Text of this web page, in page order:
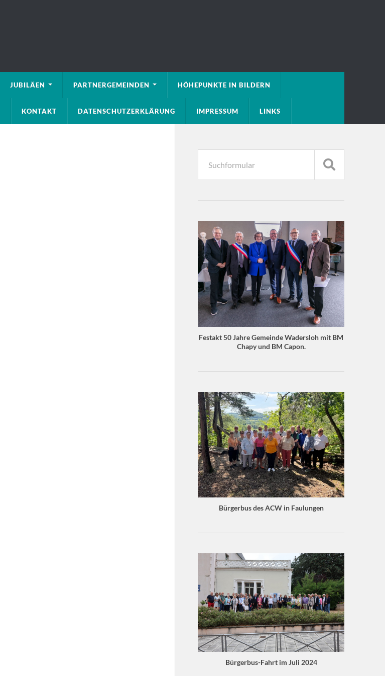
JUBILÄEN PARTNERGEMEINDEN HÖHEPUNKTE IN BILDERN
KONTAKT DATENSCHUTZERKLÄRUNG IMPRESSUM LINKS
Festakt 50 Jahre Gemeinde Wadersloh mit BM
Chapy und BM Capon.
Bürgerbus des ACW in Faulungen
Bürgerbus-Fahrt im Juli 2024